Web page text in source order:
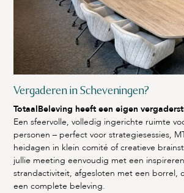
Vergaderen in Scheveningen?
TotaalBeleving heeft een eigen
Een sfeervolle, volledig ingerichte ruimte
personen – perfect voor strategiesessies,
heidagen in klein comité of creatieve
jullie meeting eenvoudig met een
strandactiviteit, afgesloten met een borrel,
een complete beleving.